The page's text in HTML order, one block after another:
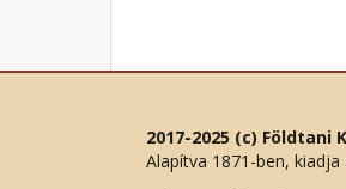
2017-2025 (c) Földtani
Alapítva 1871-ben, kiadja